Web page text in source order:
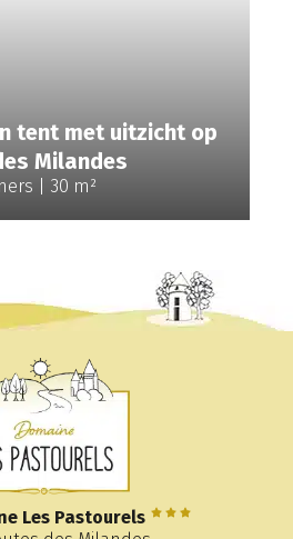
tent met uitzicht op
Milandes
30 m²
Les Pastourels